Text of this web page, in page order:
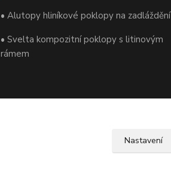
• Alutopy hliníkové poklopy na zadláždění
• Svelta kompozitní poklopy s litinovým
rámem
Nastavení